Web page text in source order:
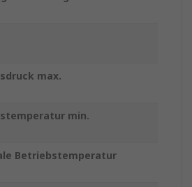
max.
min.
Betriebstemperatur